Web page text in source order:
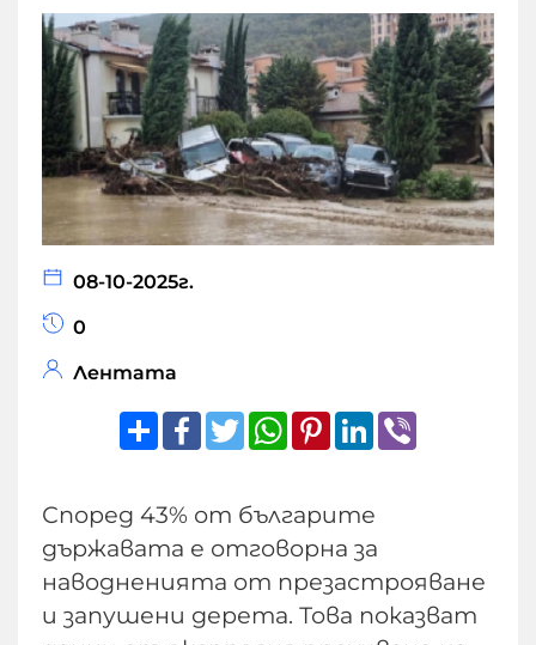
08-10-2025г.
0
Лентата
ShareFacebook
TwitterWhatsApp
Pinterest
LinkedIn
Според 43% от българите
държавата е отговорна за
наводненията от презастрояване
и запушени дерета. Това показват